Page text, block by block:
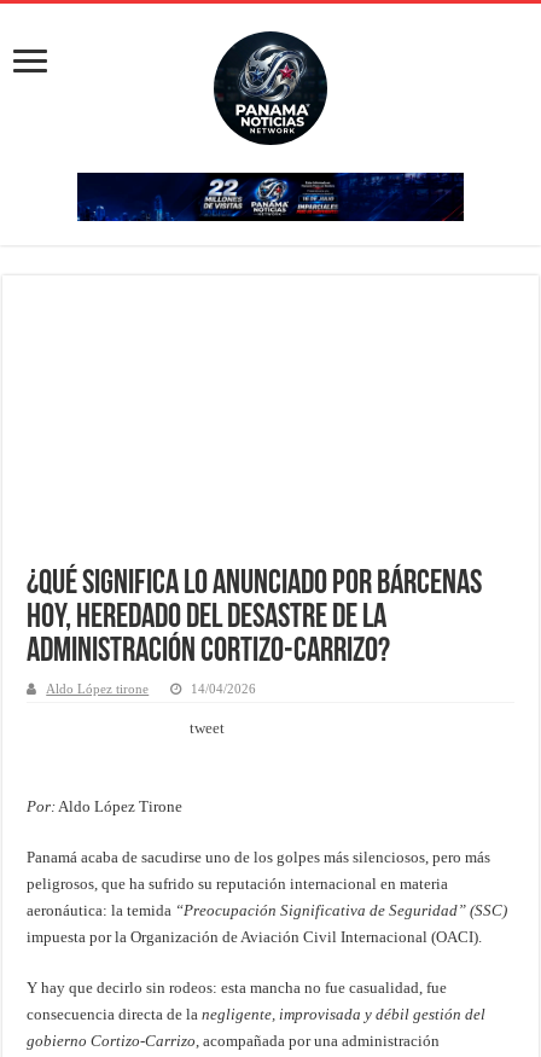
¿Qué significa lo anunciado por Bárcenas
hoy, heredado del desastre de la
administración Cortizo-Carrizo?
Aldo López tirone 14/04/2026
tweet
Por:Aldo López Tirone
Panamá acaba de sacudirse uno de los golpes más silenciosos, pero más
peligrosos, que ha sufrido su reputación internacional en materia
aeronáutica: la temida “Preocupación Significativa de Seguridad” (SSC)
impuesta por la Organización de Aviación Civil Internacional (OACI).
Y hay que decirlo sin rodeos: esta mancha no fue casualidad, fue
consecuencia directa de lanegligente, improvisada y débil gestión del
gobierno Cortizo-Carrizo, acompañada por una administración